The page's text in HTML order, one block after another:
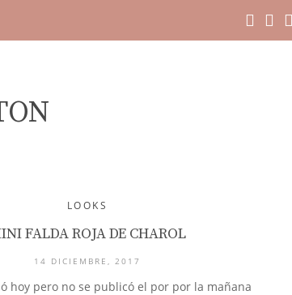
LOOKS
FALDA ROJA DE CHAROL
14 DICIEMBRE, 2017
hoy pero no se publicó el por por la mañana